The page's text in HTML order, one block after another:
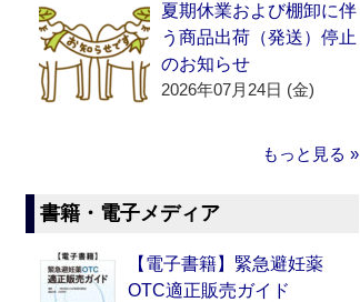
夏期休業および棚卸に伴
う商品出荷（発送）停止
のお知らせ
2026年07月24日 (金)
もっと見る »
書籍・電子メディア
【電子書籍】緊急避妊薬
OTC適正販売ガイド